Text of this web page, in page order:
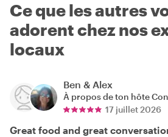
Ce que les autres
adorent chez nos
locaux
Ben & Alex
À propos de ton hôte
17 juillet 2026
Great food and great